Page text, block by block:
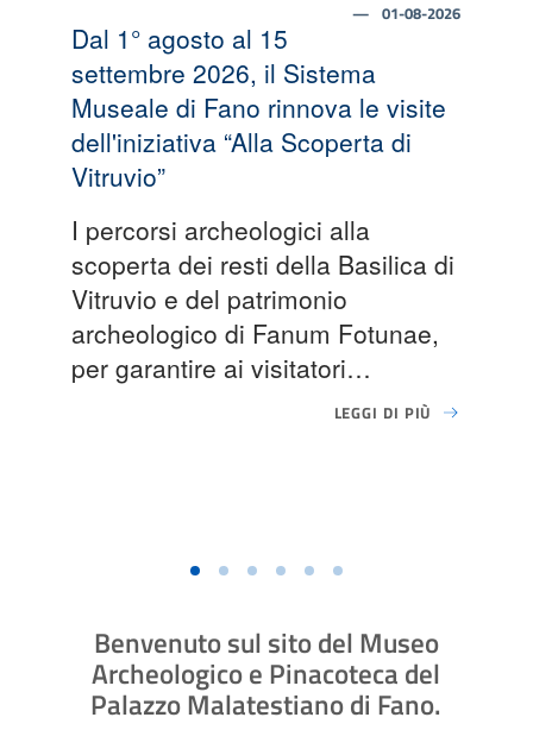
01-08-2026
Dal 1° agosto al 15
settembre 2026, il Sistema
Museale di Fano rinnova le visite
dell'iniziativa “Alla Scoperta di
Vitruvio”
I percorsi archeologici alla
scoperta dei resti della Basilica di
Vitruvio e del patrimonio
archeologico di Fanum Fotunae,
per garantire ai visitatori…
LEGGI DI PIÙ
Benvenuto sul sito del Museo
Archeologico e Pinacoteca del
Palazzo Malatestiano di Fano.